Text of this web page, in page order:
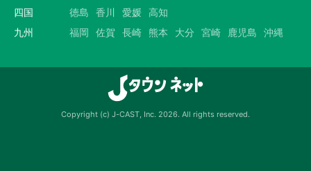
四国
徳島 香川 愛媛 高知
九州
福岡 佐賀 長崎 熊本 大分 宮崎 鹿児島 沖縄
Copyright (c) J-CAST, Inc. 2026. All rights reserved.